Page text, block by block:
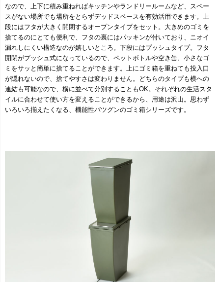
なので、上下に積み重ねればキッチンやランドリールームなど、スペー
スがない場所でも場所をとらずデッドスペースを有効活用できます。上
段にはフタが大きく開閉するオープンタイプをセット。大きめのゴミを
捨てるのにとても便利で、フタの裏にはパッキンが付いており、ニオイ
漏れしにくい構造なのが嬉しいところ。下段にはプッシュタイプ。フタ
開閉がプッシュ式になっているので、ペットボトルや空き缶、小さなゴ
ミをサッと簡単に捨てることができます。上にゴミ箱を重ねても投入口
が隠れないので、捨てやすさは変わりません。どちらのタイプも横への
連結も可能なので、横に並べて分別することもOK。それぞれの生活スタ
イルに合わせて使い方を変えることができるから、用途は沢山。思わず
いろいろ揃えたくなる、機能性バツグンのゴミ箱シリーズです。